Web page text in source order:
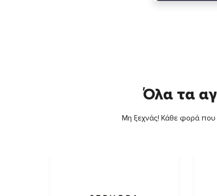
Όλα τα
Μη ξεχνάς! Κάθε φορά που